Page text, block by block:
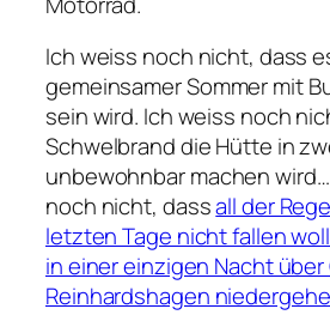
Ich weiss noch nicht, dass
gemeinsamer Sommer mit
sein wird. Ich weiss noch
Schwelbrand die Hütte in
unbewohnbar machen
noch nicht, dassall der
letzten Tage nicht fallen
in einer einzigen Nacht
Reinhardshagen